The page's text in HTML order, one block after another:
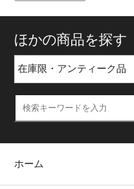
ほかの商品を探す
ホーム